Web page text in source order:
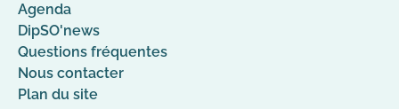
Agenda
DipSO'news
Questions fréquentes
Nous contacter
Plan du site